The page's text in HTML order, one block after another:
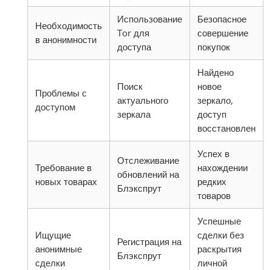
Необходимость
в анонимности
Использование
Tor для
доступа
Безопасное
совершение
покупок
Проблемы с
доступом
Поиск
актуального
зеркала
Найдено
новое
зеркало,
доступ
восстановлен
Требование в
новых товарах
Отслеживание
обновлений на
Блэкспрут
Успех в
нахождении
редких
товаров
Ищущие
анонимные
сделки
Регистрация на
Блэкспрут
Успешные
сделки без
раскрытия
личной